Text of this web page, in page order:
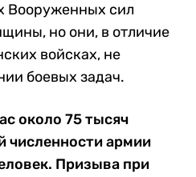
Вооруженных сил
но они, в отличие
войсках, не
боевых задач.
около 75 тысяч
армии
Призыва при